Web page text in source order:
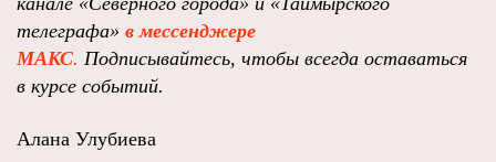
телеграфа» в мессенджере
MAКС. Подписывайтесь, чтобы всегда оставаться
в курсе событий.
Алана Улубиева